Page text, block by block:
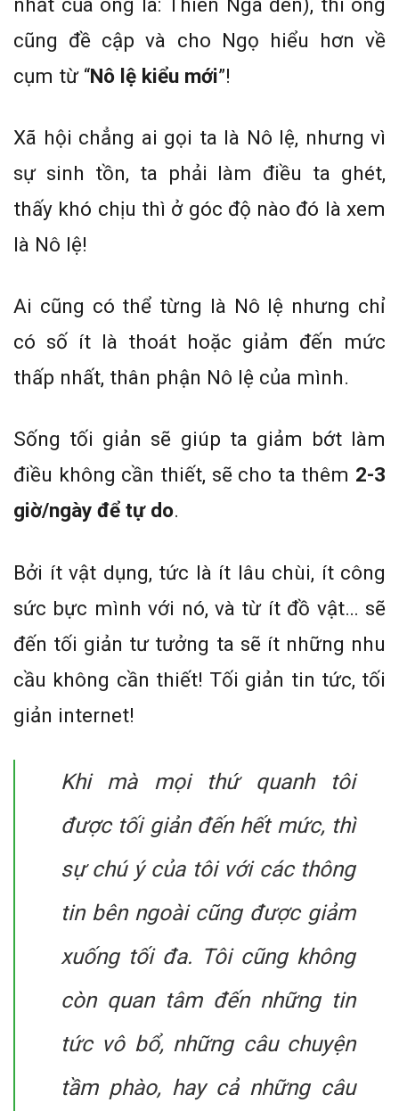
cũng đề cập và cho Ngọ hiểu hơn về
cụm từ “Nô lệ kiểu mới”!
Xã hội chẳng ai gọi ta là Nô lệ, nhưng vì
sự sinh tồn, ta phải làm điều ta ghét,
thấy khó chịu thì ở góc độ nào đó là xem
là Nô lệ!
Ai cũng có thể từng là Nô lệ nhưng chỉ
có số ít là thoát hoặc giảm đến mức
thấp nhất, thân phận Nô lệ của mình.
Sống tối giản sẽ giúp ta giảm bớt làm
điều không cần thiết, sẽ cho ta thêm 2-3
giờ/ngày để tự do.
Bởi ít vật dụng, tức là ít lâu chùi, ít công
sức bực mình với nó, và từ ít đồ vật… sẽ
đến tối giản tư tưởng ta sẽ ít những nhu
cầu không cần thiết! Tối giản tin tức, tối
giản internet!
Khi mà mọi thứ quanh tôi
được tối giản đến hết mức, thì
sự chú ý của tôi với các thông
tin bên ngoài cũng được giảm
xuống tối đa. Tôi cũng không
còn quan tâm đến những tin
tức vô bổ, những câu chuyện
tầm phào, hay cả những câu